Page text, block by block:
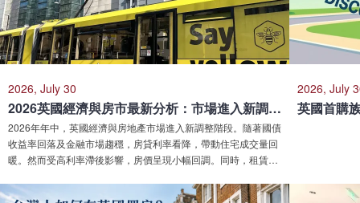
2026, July 30
2026英國經濟與房市最新分析：市場進入新調整階段
2026年年中，英國經濟與房地產市場進入新調整階段。隨著國債
收益率回落及金融市場趨穩，房貸利率看降，帶動住宅成交量回
暖。然而受高利率滯後影響，房價呈現小幅回調。同時，租賃市
「銷售復蘇、租賃緊張」的結構性分化，海外投資焦點已由普漲
2026, July